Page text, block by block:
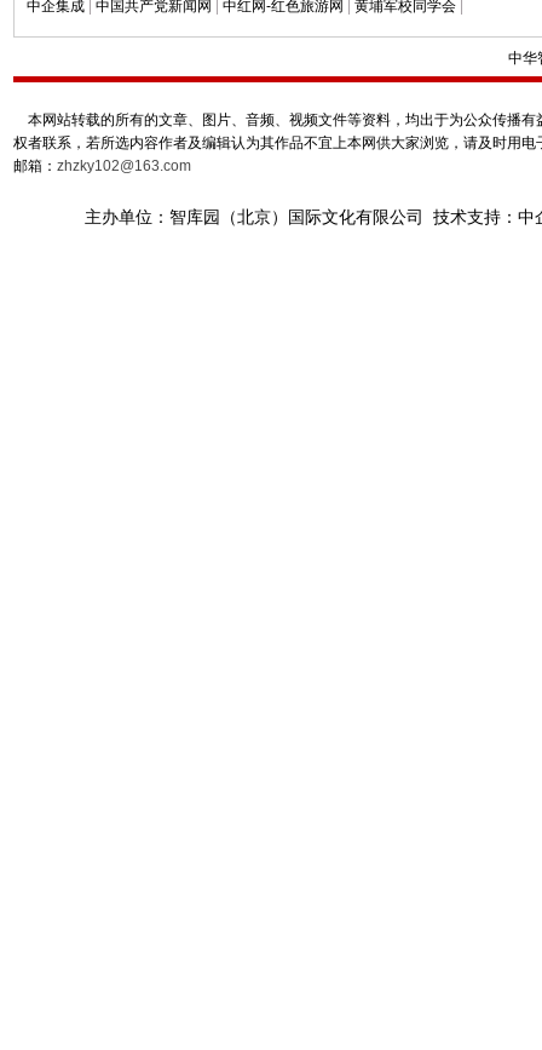
中企集成 中国共产党新闻网 中红网-红色旅游网 黄埔军校同学会
中华
本网站转载的所有的文章、图片、音频、视频文件等资料，均出于为公众传播
权者联系，若所选内容作者及编辑认为其作品不宜上本网供大家浏览，请及时用
邮箱： zhzky102@163.com
主办单位：智库园（北京）国际文化有限公司 技术支持：